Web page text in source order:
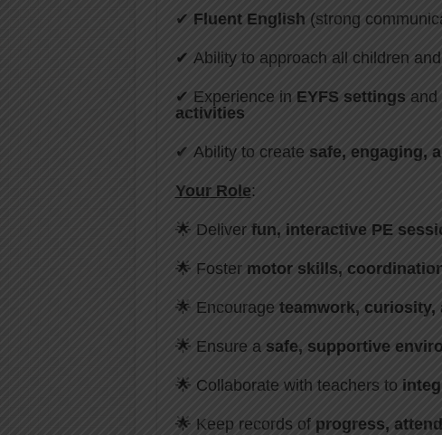
✔ Fluent English (strong
✔ Ability to approach all children
✔ Experience in EYFS settings and
activities
✔ Ability to create safe, engaging,
Your Role:
🌟 Deliver fun, interactive PE
🌟 Foster motor skills,
🌟 Encourage teamwork, curiosity,
🌟 Ensure a safe, supportive
🌟 Collaborate with teachers to
🌟 Keep records of progress,